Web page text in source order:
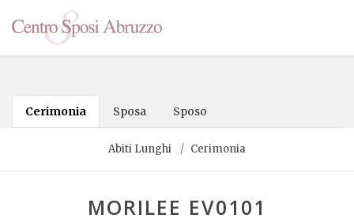
Cerimonia Sposa Sposo
Abiti Lunghi Cerimonia
MORILEE EV0101